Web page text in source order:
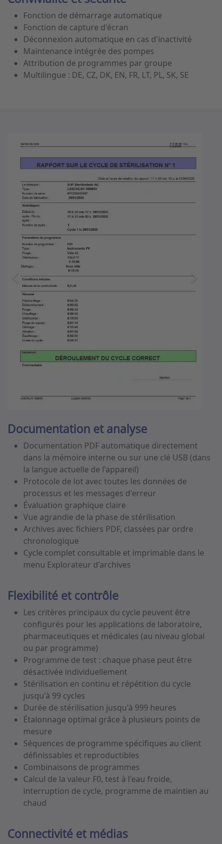
Fonction de démarrage automatique
Fonction de capture d'écran
Déconnexion automatique en cas d'inactivité
Maintenance intégrée des pompes
Attribution de programmes par groupe
Multilingue : DE, CZ, DK, EN, FR, LT, PL, SK, SE
Documentation et analyse
Documentation PDF automatique directement
dans la mémoire interne ou sur une clé USB (dans
la langue actuelle de l'appareil)
Protocole de lot avec toutes les données de
processus et les messages d'erreur
Évaluation graphique claire
Vue agrandie de la phase de stérilisation
Archives avec fichiers PDF, classées par ordre
chronologique
Cycle complet consultable et imprimable dans le
menu Explorateur d'archives
Flexibilité et contrôle
Les critères principaux du cycle peuvent être
configurés pour les applications de laboratoire,
pharmaceutiques et médicales (au niveau global
ou par programme)
Programme de test : chaque phase peut être
désactivée individuellement
Stérilisation en continu et répétition du cycle
jusqu'à 99 cycles
Durée de stérilisation jusqu'à 999 heures
Étalonnage optimal grâce à plusieurs points de
mesure
Séquences de programme spécifiques au client
définissables et reproductibles
Combinaisons de programmes
Calcul de la valeur F0, test à l'eau froide,
interruption de cycle, programme de maintien au
chaud
Connectivité et médias